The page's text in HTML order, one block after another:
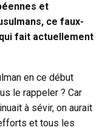
et
ce faux-
fait actuellement
en ce début
le rappeler ? Car
à sévir, on aurait
et tous les